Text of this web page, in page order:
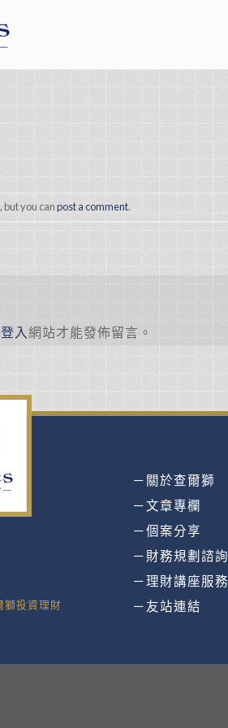
but you canpost a comment.
登入 網站才能發佈留言。
獅投資理財
－關於查爾獅
－文章專欄
－個案分享
－財務規劃諮詢
－理財講座服務
－友站連結